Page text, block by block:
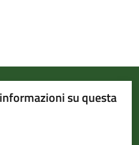
su questa